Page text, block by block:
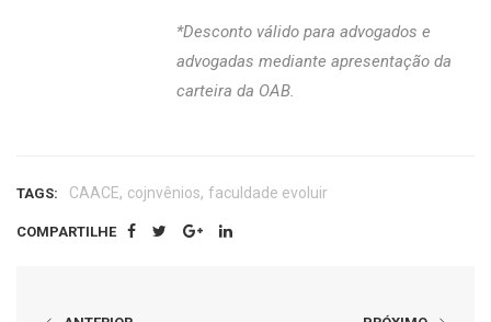
*Desconto válido para advogados e
advogadas mediante apresentação da
carteira da OAB.
TAGS: CAACE, cojnvênios, faculdade evoluir
COMPARTILHE